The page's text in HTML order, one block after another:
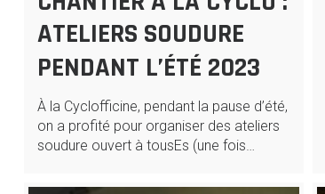
ATELIERS SOUDURE
PENDANT L’ÉTÉ 2023
À la Cyclofficine, pendant la pause d’été,
on a profité pour organiser des ateliers
soudure ouvert à tousEs (une fois…